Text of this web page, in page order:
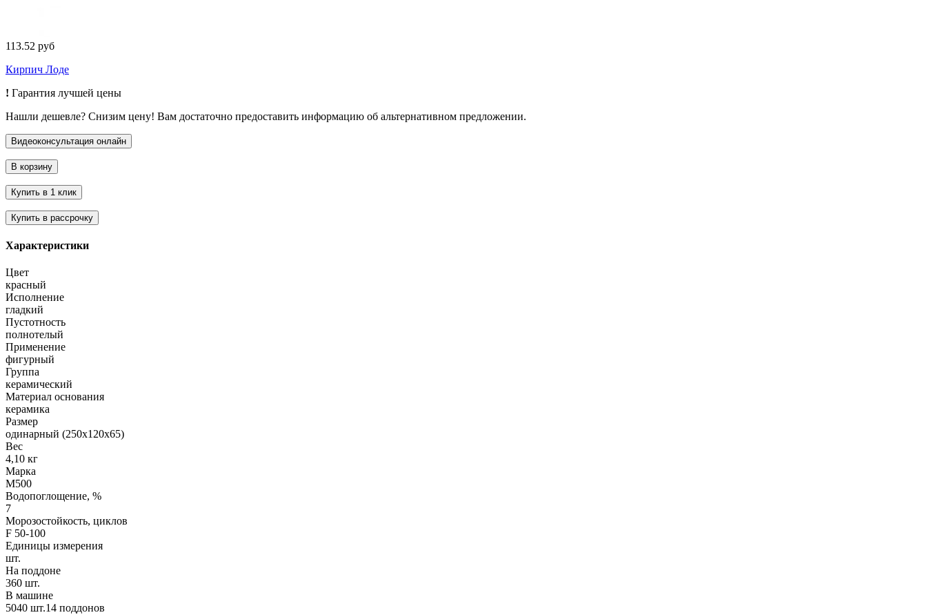
113.52 руб
Кирпич Лоде
! Гарантия лучшей цены
Нашли дешевле? Снизим цену! Вам достаточно предоставить информацию об альтернативном предложении.
Характеристики
Цвет
красный
Исполнение
гладкий
Пустотность
полнотелый
Применение
фигурный
Группа
керамический
Материал основания
керамика
Размер
одинарный (250х120х65)
Вес
4,10 кг
Марка
М500
Водопоглощение, %
7
Морозостойкость, циклов
F 50-100
Единицы измерения
шт.
На поддоне
360 шт.
В машине
5040 шт.14 поддонов